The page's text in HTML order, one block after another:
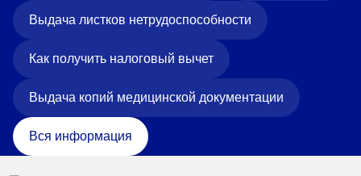
Выдача листков нетрудоспособности
Как получить налоговый вычет
Выдача копий медицинской документации
Вся информация